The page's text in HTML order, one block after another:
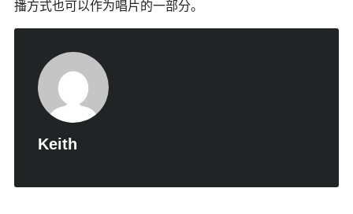
播方式也可以作为唱片的一部分。
Keith